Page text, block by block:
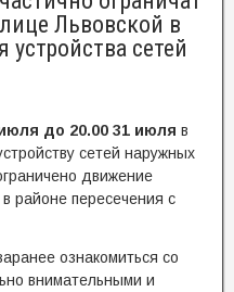
Львовской в
сетей
до 20.00 31 июля в
сетей наружных
движение
районе пересечения с
ознакомиться со
внимательными и